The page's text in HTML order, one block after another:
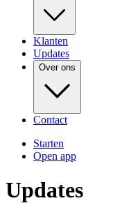
Klanten
Updates
Over ons
Contact
Starten
Open app
Updates